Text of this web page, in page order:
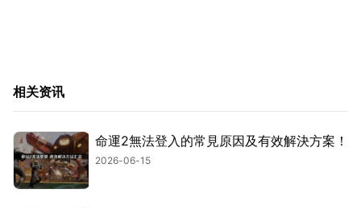
相关资讯
命運2無法登入的常見原因及有效解決方案！
2026-06-15